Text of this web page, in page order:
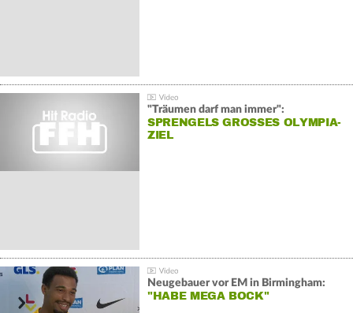
"Träumen darf man immer":
SPRENGELS GROSSES OLYMPIA-Z
IEL
Neugebauer vor EM in Birmingham:
"HABE MEGA BOCK"